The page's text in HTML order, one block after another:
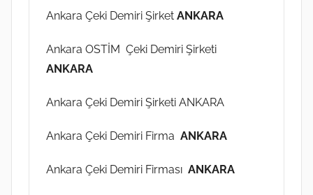
Ankara Çeki Demiri Şirket ANKARA
Ankara OSTİM Çeki Demiri Şirketi
ANKARA
Ankara Çeki Demiri Şirketi ANKARA
Ankara Çeki Demiri Firma ANKARA
Ankara Çeki Demiri Firması ANKARA